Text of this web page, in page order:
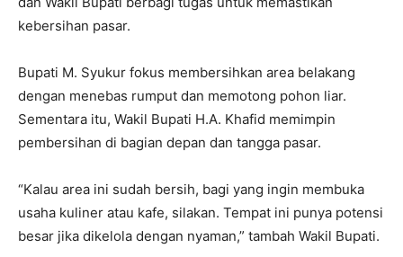
kebersihan pasar.
Bupati M. Syukur fokus membersihkan area belakang
dengan menebas rumput dan memotong pohon liar.
Sementara itu, Wakil Bupati H.A. Khafid memimpin
pembersihan di bagian depan dan tangga pasar.
“Kalau area ini sudah bersih, bagi yang ingin membuka
usaha kuliner atau kafe, silakan. Tempat ini punya potensi
besar jika dikelola dengan nyaman,” tambah Wakil Bupati.